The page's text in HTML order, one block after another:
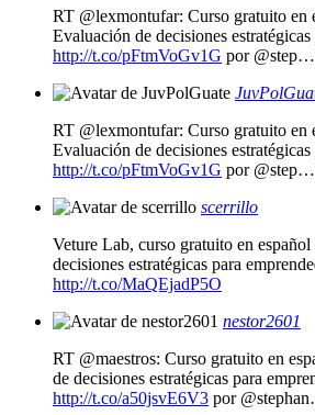
RT @lexmontufar: Curso gratuito en
Evaluación de decisiones
http://t.co/pFtmVoGv1G por @step…
RT @lexmontufar: Curso gratuito en
Evaluación de decisiones
http://t.co/pFtmVoGv1G por @step…
scerrillo
Veture Lab, curso gratuito en
decisiones estratégicas para
http://t.co/MaQEjadP5O
nestor2601
RT @maestros: Curso gratuito en
de decisiones estratégicas para
http://t.co/a50jsvE6V3 por